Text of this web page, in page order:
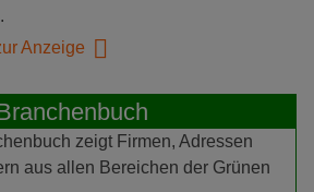
Anzeige
zeigt Firmen, Adressen
aus allen Bereichen der Grünen